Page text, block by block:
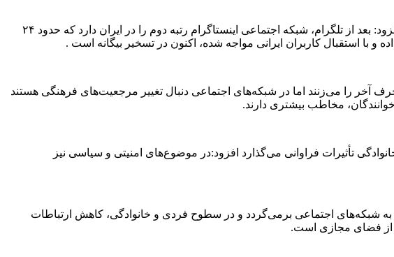
وی با بیان این‌که دو شبکه اجتماعی غالب کشور تلگرام و اینستاگرام است که مدیریت آن در اختیار خارج از کشور است افزود: بعد از تلگرام، شبکه اجتماعی اینستاگرام رتبه دوم را در ایران دارد که حدود ۲۴
با استقبال کاربران ایرانی مواجه شده، اکنون در تسخیر بیگانه است .
را می‌زنند اما در شبکه‌های اجتماعی دنبال تغییر مرجعیت‌های فرهنگی هستند
مخاطب بیشتری دارند.
تأثیرات فراوانی می‌گذارد افزود:در موضوع‌های امنیتی و سیاسی نیز
اجتماعی برمی‌گردد و در سطوح فردی و خانوادگی، کاهش ارتباطات
از فضای مجازی است.